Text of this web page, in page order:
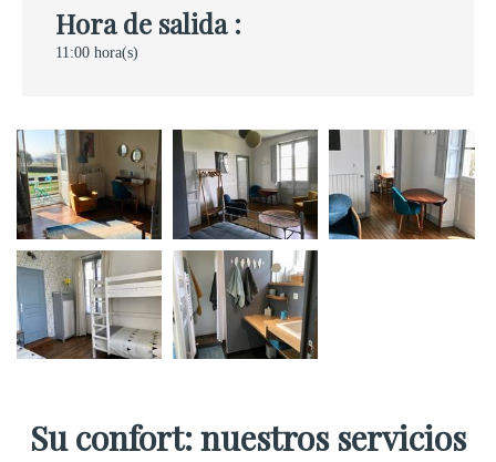
Hora de salida :
11:00 hora(s)
Su confort: nuestros servicios